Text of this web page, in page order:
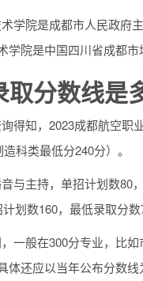
学院是成都市人民政府
院是中国四川省成都市
分数线是
得知，2023成都航空
科类最低分240分）。
与主持，单招计划数
划数160，最低录取分
一般在300分专业，比
还应以当年公布分数线